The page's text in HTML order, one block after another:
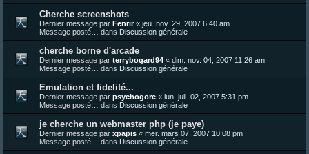
Cherche screenshots
Dernier message par Fenrir« jeu. nov. 29, 2007 6:40 am
Message posté… dans Discussion générale
cherche borne d'arcade
Dernier message par terrybogard94 « dim. nov. 04, 2007 11:26 am
Message posté… dans Discussion générale
Emulation et fidelité...
Dernier message par psychogore « lun. juil. 02, 2007 5:31 pm
Message posté… dans Discussion générale
je cherche un webmaster php (je paye)
Dernier message par xpapis « mer. mars 07, 2007 10:08 pm
Message posté… dans Discussion générale